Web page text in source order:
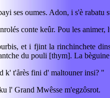
ses oumes. Adon, i s'è
conte keûr. Pou les
et i fjint la rinchinchete
du pouli [thym]. La
k' t'årès fini d' maltouner insi? "
l' Grand Mwêsse m'egzôsrot.